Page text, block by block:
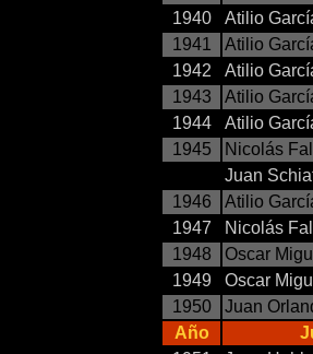
1940
Atilio
1941
Atilio
1942
Atilio
1943
Atilio
1944
Atilio
1945
Nicolás
Juan
1946
Atilio
1947
Nicolás
1948
Oscar
1949
Oscar
1950
Juan
Año